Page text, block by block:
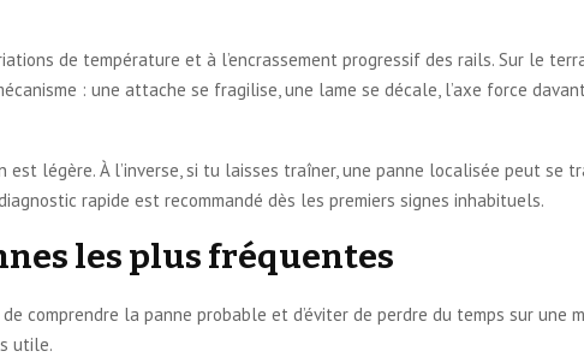
de température et à l’encrassement progressif des rails. Sur le
: une attache se fragilise, une lame se décale, l’axe force
légère. À l’inverse, si tu laisses traîner, une panne localisée peut se
rapide est recommandé dès les premiers signes inhabituels.
les plus fréquentes
comprendre la panne probable et d’éviter de perdre du temps sur une
utile.